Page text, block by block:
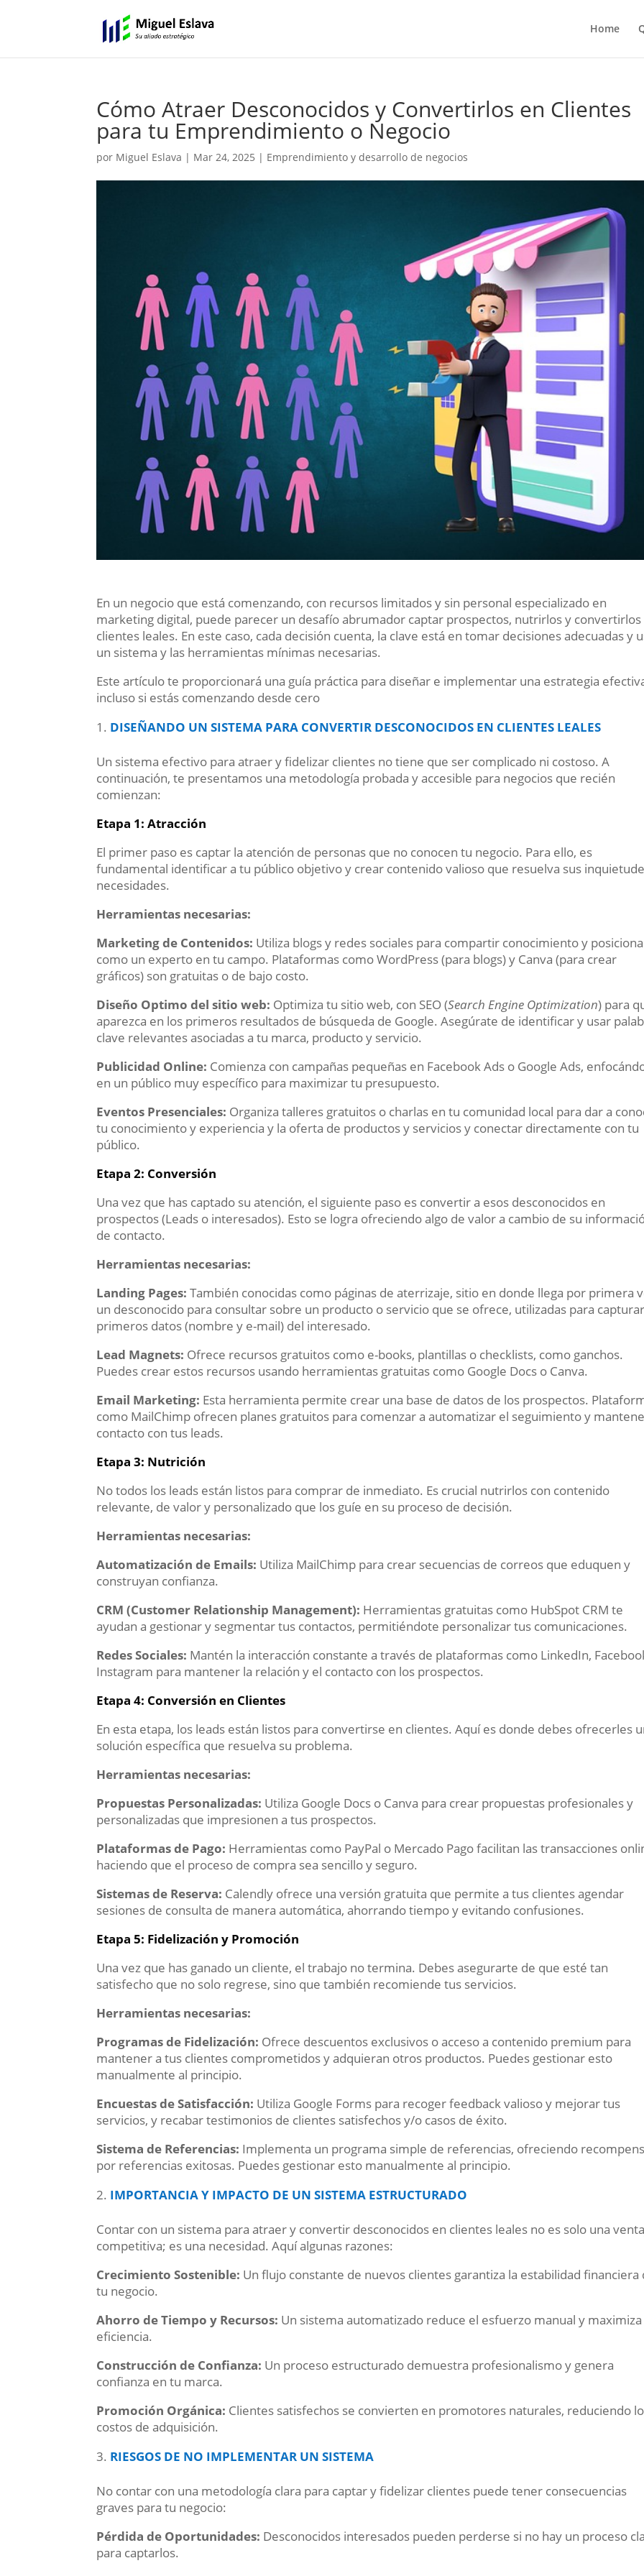
Home
Cómo Atraer Desconocidos y Convertirlos en Clientes
para tu Emprendimiento o Negocio
por Miguel Eslava | Mar 24, 2025 | Emprendimiento y desarrollo de negocios
En un negocio que está comenzando, con recursos limitados y sin personal especializado en
marketing digital, puede parecer un desafío abrumador captar prospectos, nutrirlos y convertirlos
clientes leales. En este caso, cada decisión cuenta, la clave está en tomar decisiones adecuadas y
un sistema y las herramientas mínimas necesarias.
Este artículo te proporcionará una guía práctica para diseñar e implementar una estrategia
incluso si estás comenzando desde cero
DISEÑANDO UN SISTEMA PARA CONVERTIR DESCONOCIDOS EN CLIENTES LEALES
Un sistema efectivo para atraer y fidelizar clientes no tiene que ser complicado ni costoso. A
continuación, te presentamos una metodología probada y accesible para negocios que recién
comienzan:
Etapa 1: Atracción
El primer paso es captar la atención de personas que no conocen tu negocio. Para ello, es
fundamental identificar a tu público objetivo y crear contenido valioso que resuelva sus
necesidades.
Herramientas necesarias:
Marketing de Contenidos: Utiliza blogs y redes sociales para compartir conocimiento y
como un experto en tu campo. Plataformas como WordPress (para blogs) y Canva (para crear
gráficos) son gratuitas o de bajo costo.
Diseño Optimo del sitio web: Optimiza tu sitio web, con SEO (Search Engine Optimization) para
aparezca en los primeros resultados de búsqueda de Google. Asegúrate de identificar y usar
clave relevantes asociadas a tu marca, producto y servicio.
Publicidad Online: Comienza con campañas pequeñas en Facebook Ads o Google Ads,
en un público muy específico para maximizar tu presupuesto.
Eventos Presenciales: Organiza talleres gratuitos o charlas en tu comunidad local para dar a
tu conocimiento y experiencia y la oferta de productos y servicios y conectar directamente con tu
público.
Etapa 2: Conversión
Una vez que has captado su atención, el siguiente paso es convertir a esos desconocidos en
prospectos (Leads o interesados). Esto se logra ofreciendo algo de valor a cambio de su
de contacto.
Herramientas necesarias:
Landing Pages: También conocidas como páginas de aterrizaje, sitio en donde llega por primera
un desconocido para consultar sobre un producto o servicio que se ofrece, utilizadas para
primeros datos (nombre y e-mail) del interesado.
Lead Magnets: Ofrece recursos gratuitos como e-books, plantillas o checklists, como ganchos.
Puedes crear estos recursos usando herramientas gratuitas como Google Docs o Canva.
Email Marketing: Esta herramienta permite crear una base de datos de los prospectos.
como MailChimp ofrecen planes gratuitos para comenzar a automatizar el seguimiento y
contacto con tus leads.
Etapa 3: Nutrición
No todos los leads están listos para comprar de inmediato. Es crucial nutrirlos con contenido
relevante, de valor y personalizado que los guíe en su proceso de decisión.
Herramientas necesarias:
Automatización de Emails: Utiliza MailChimp para crear secuencias de correos que eduquen y
construyan confianza.
CRM (Customer Relationship Management): Herramientas gratuitas como HubSpot CRM te
ayudan a gestionar y segmentar tus contactos, permitiéndote personalizar tus comunicaciones.
Redes Sociales: Mantén la interacción constante a través de plataformas como LinkedIn,
Instagram para mantener la relación y el contacto con los prospectos.
Etapa 4: Conversión en Clientes
En esta etapa, los leads están listos para convertirse en clientes. Aquí es donde debes ofrecerles
solución específica que resuelva su problema.
Herramientas necesarias:
Propuestas Personalizadas: Utiliza Google Docs o Canva para crear propuestas profesionales y
personalizadas que impresionen a tus prospectos.
Plataformas de Pago: Herramientas como PayPal o Mercado Pago facilitan las transacciones
haciendo que el proceso de compra sea sencillo y seguro.
Sistemas de Reserva: Calendly ofrece una versión gratuita que permite a tus clientes agendar
sesiones de consulta de manera automática, ahorrando tiempo y evitando confusiones.
Etapa 5: Fidelización y Promoción
Una vez que has ganado un cliente, el trabajo no termina. Debes asegurarte de que esté tan
satisfecho que no solo regrese, sino que también recomiende tus servicios.
Herramientas necesarias:
Programas de Fidelización: Ofrece descuentos exclusivos o acceso a contenido premium para
mantener a tus clientes comprometidos y adquieran otros productos. Puedes gestionar esto
manualmente al principio.
Encuestas de Satisfacción: Utiliza Google Forms para recoger feedback valioso y mejorar tus
servicios, y recabar testimonios de clientes satisfechos y/o casos de éxito.
Sistema de Referencias: Implementa un programa simple de referencias, ofreciendo
por referencias exitosas. Puedes gestionar esto manualmente al principio.
IMPORTANCIA Y IMPACTO DE UN SISTEMA ESTRUCTURADO
Contar con un sistema para atraer y convertir desconocidos en clientes leales no es solo una
competitiva; es una necesidad. Aquí algunas razones:
Crecimiento Sostenible: Un flujo constante de nuevos clientes garantiza la estabilidad financiera
tu negocio.
Ahorro de Tiempo y Recursos: Un sistema automatizado reduce el esfuerzo manual y maximiza
eficiencia.
Construcción de Confianza: Un proceso estructurado demuestra profesionalismo y genera
confianza en tu marca.
Promoción Orgánica: Clientes satisfechos se convierten en promotores naturales, reduciendo
costos de adquisición.
RIESGOS DE NO IMPLEMENTAR UN SISTEMA
No contar con una metodología clara para captar y fidelizar clientes puede tener consecuencias
graves para tu negocio:
Pérdida de Oportunidades: Desconocidos interesados pueden perderse si no hay un proceso
para captarlos.